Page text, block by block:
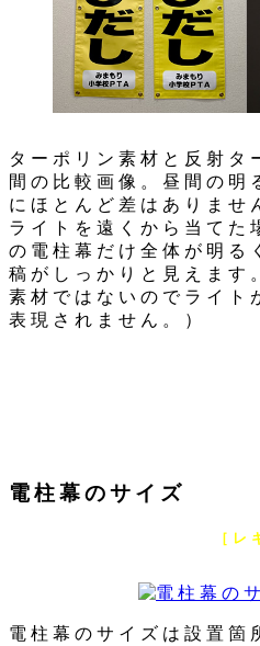
ターポリン素材と反射タ
間の比較画像。昼間の明
にほとんど差はありませ
ライトを遠くから当てた
の電柱幕だけ全体が明る
稿がしっかりと見えま
素材ではないのでライト
表現されません。）
電柱幕のサイズ
［レ
電柱幕のサイズは設置箇